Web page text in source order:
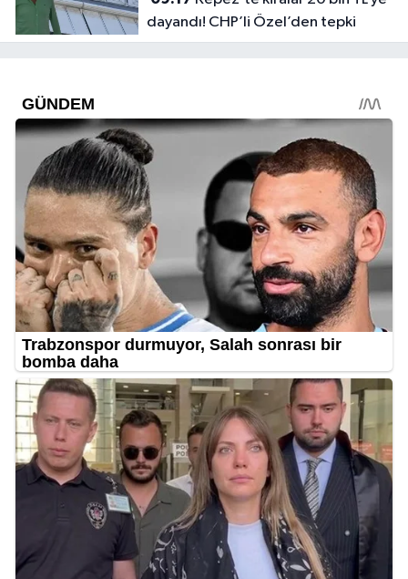
dayandı! CHP’li Özel’den tepki